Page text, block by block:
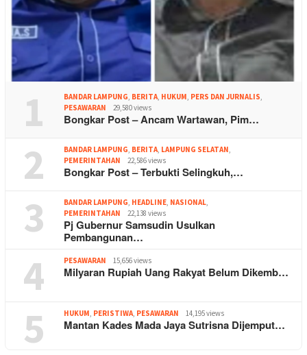
1 BANDAR LAMPUNG, BERITA, HUKUM, PERS DAN JURNALIS,
PESAWARAN
29,580 views
Bongkar Post – Ancam Wartawan, Pim…
2 BANDAR LAMPUNG, BERITA, LAMPUNG SELATAN,
PEMERINTAHAN
22,586 views
Bongkar Post – Terbukti Selingkuh,…
3 BANDAR LAMPUNG, HEADLINE, NASIONAL,
PEMERINTAHAN
22,138 views
Pj Gubernur Samsudin Usulkan
Pembangunan…
4 PESAWARAN 15,656 views
Milyaran Rupiah Uang Rakyat Belum Dikemb…
5 HUKUM, PERISTIWA, PESAWARAN 14,195 views
Mantan Kades Mada Jaya Sutrisna Dijemput…